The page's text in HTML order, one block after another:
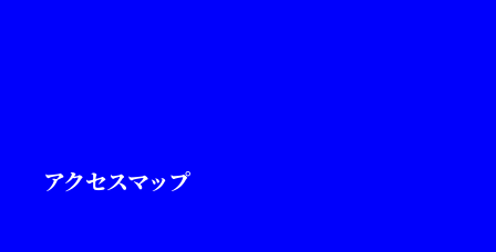
アクセスマップ